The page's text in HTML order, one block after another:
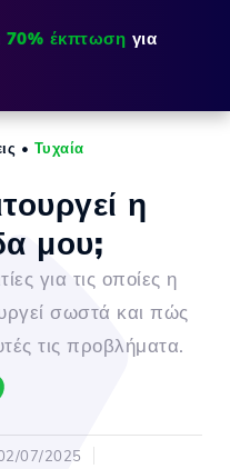
70% έκπτωση για
• Τυχαία
η
μου;
για τις οποίες η
σωστά και πώς
τις προβλήματα.
07/2025